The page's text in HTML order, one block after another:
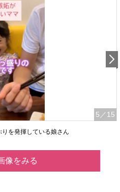
5 ／15
を発揮している娘さん
像をみる